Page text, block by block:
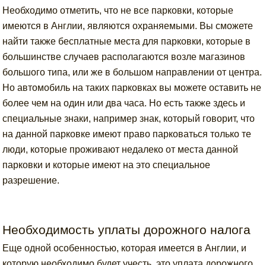
Необходимо отметить, что не все парковки, которые
имеются в Англии, являются охраняемыми. Вы сможете
найти также бесплатные места для парковки, которые в
большинстве случаев располагаются возле магазинов
большого типа, или же в большом направлении от центра.
Но автомобиль на таких парковках вы можете оставить не
более чем на один или два часа. Но есть также здесь и
специальные знаки, например знак, который говорит, что
на данной парковке имеют право парковаться только те
люди, которые проживают недалеко от места данной
парковки и которые имеют на это специальное
разрешение.
Необходимость уплаты дорожного налога
Еще одной особенностью, которая имеется в Англии, и